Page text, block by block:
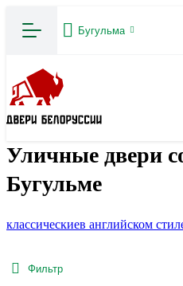
Бугульма
Уличные двери
Бугульме
классическиев английском
Фильтр